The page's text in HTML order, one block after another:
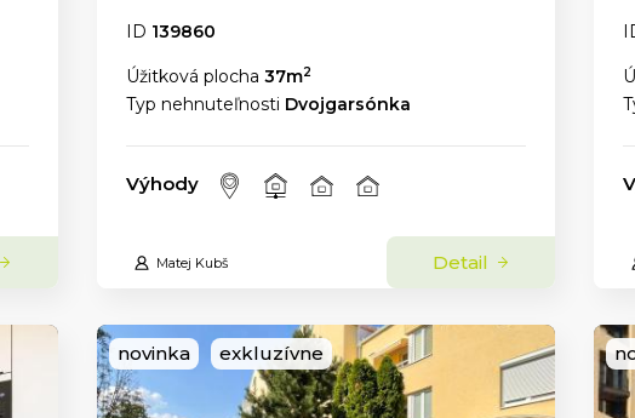
ID 139860
Úžitková plocha 37m2
Typ nehnuteľnosti Dvojgarsónka
Výhody
Matej Kubš Detail
novinka exkluzívne